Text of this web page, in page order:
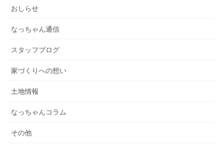
おしらせ
なっちゃん通信
スタッフブログ
家づくりへの想い
土地情報
なっちゃんコラム
その他